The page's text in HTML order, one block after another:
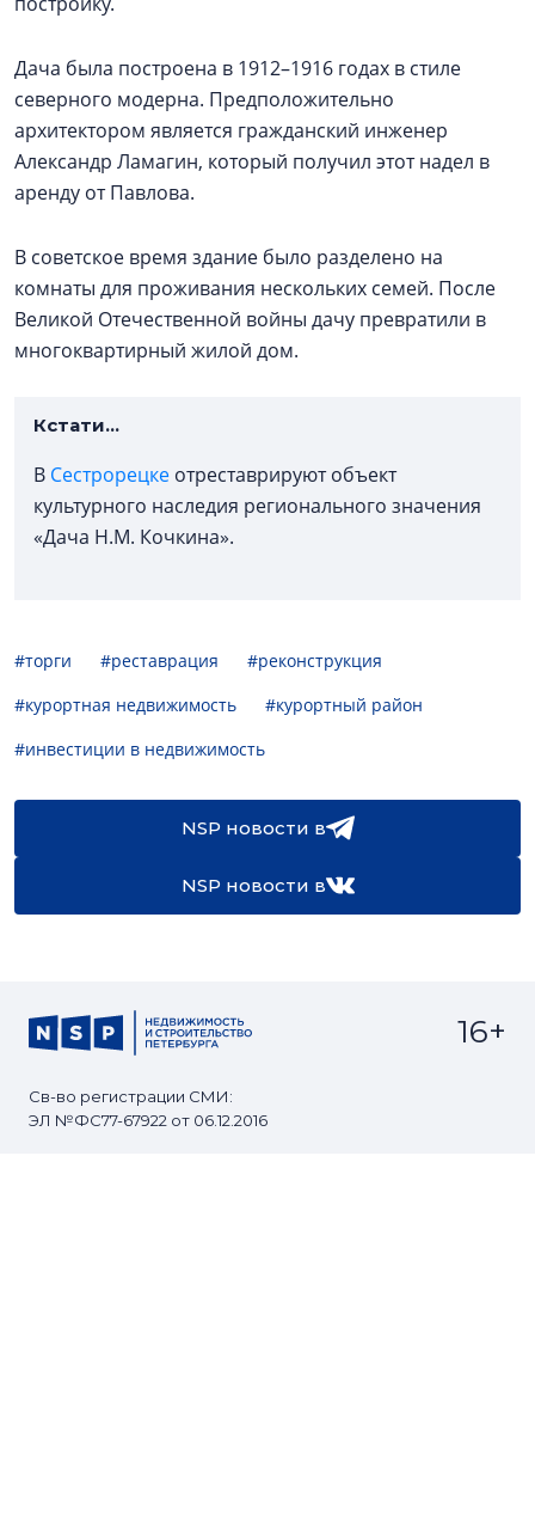
Дача была построена в 1912–1916 годах в стиле
северного модерна. Предположительно
архитектором является гражданский инженер
Александр Ламагин, который получил этот надел в
аренду от Павлова.
В советское время здание было разделено на
комнаты для проживания нескольких семей. После
Великой Отечественной войны дачу превратили в
многоквартирный жилой дом.
Кстати...
В Сестрорецке отреставрируют объект
культурного наследия регионального значения
«Дача Н.М. Кочкина».
#торги #реставрация
#реконструкция
#курортная недвижимость
#курортный район
#инвестиции в недвижимость
NSP новости в
NSP новости в
Св-во регистрации СМИ:
ЭЛ №ФС77-67922 от 06.12.2016
16+